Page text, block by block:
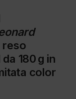
reso
180 g in
color